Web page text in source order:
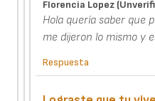
Florencia Lopez
Hola quería saber que
me dijeron lo mismo y
Respuesta